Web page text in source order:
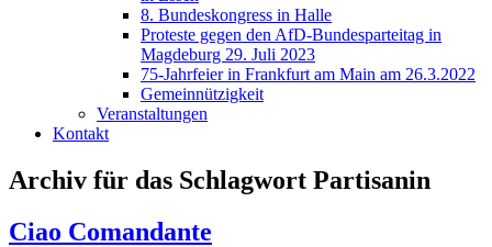
8. Bundeskongress in Halle
Proteste gegen den AfD-Bundesparteitag in
Magdeburg 29. Juli 2023
75-Jahrfeier in Frankfurt am Main am 26.3.2022
Gemeinnützigkeit
Veranstaltungen
Kontakt
Archiv für das Schlagwort Partisanin
Ciao Comandante